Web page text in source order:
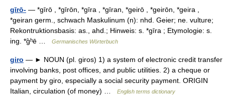
gīrō- — *gīrō , *gīrōn, *gīra , *gīran, *geirō , *geirōn, *geira ,
*geiran germ., schwach Maskulinum (n): nhd. Geier; ne. vulture;
Rekontruktionsbasis: as., ahd.; Hinweis: s. *gīra ; Etymologie: s.
ing. *g̑ʰē …
Germanisches Wörterbuch
giro — ► NOUN (pl. giros) 1) a system of electronic credit transfer
involving banks, post offices, and public utilities. 2) a cheque or
payment by giro, especially a social security payment. ORIGIN
Italian, circulation (of money) …
English terms dictionary